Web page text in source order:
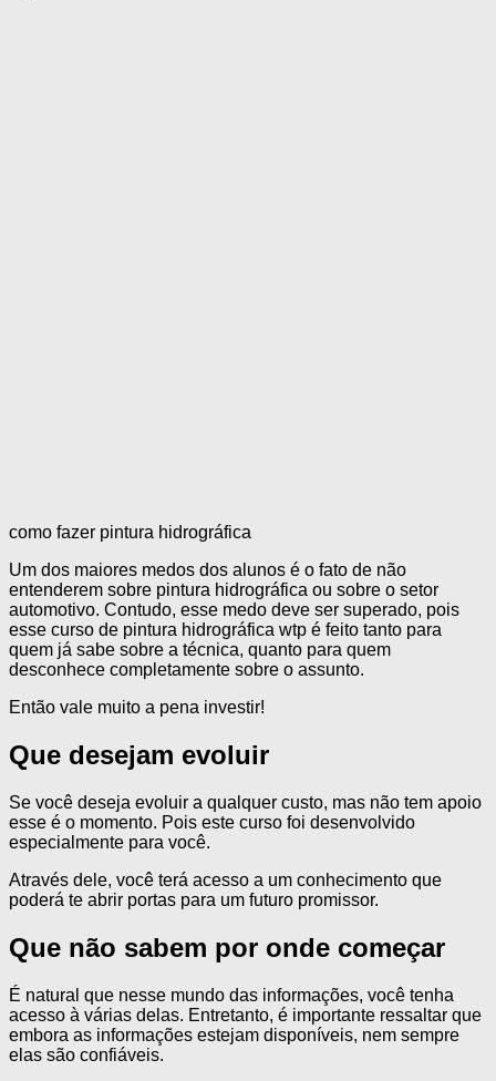
como fazer pintura hidrográfica
Um dos maiores medos dos alunos é o fato de não
entenderem sobre pintura hidrográfica ou sobre o setor
automotivo. Contudo, esse medo deve ser superado, pois
esse curso de pintura hidrográfica wtp é feito tanto para
quem já sabe sobre a técnica, quanto para quem
desconhece completamente sobre o assunto.
Então vale muito a pena investir!
Que desejam evoluir
Se você deseja evoluir a qualquer custo, mas não tem apoio
esse é o momento. Pois este curso foi desenvolvido
especialmente para você.
Através dele, você terá acesso a um conhecimento que
poderá te abrir portas para um futuro promissor.
Que não sabem por onde começar
É natural que nesse mundo das informações, você tenha
acesso à várias delas. Entretanto, é importante ressaltar que
embora as informações estejam disponíveis, nem sempre
elas são confiáveis.